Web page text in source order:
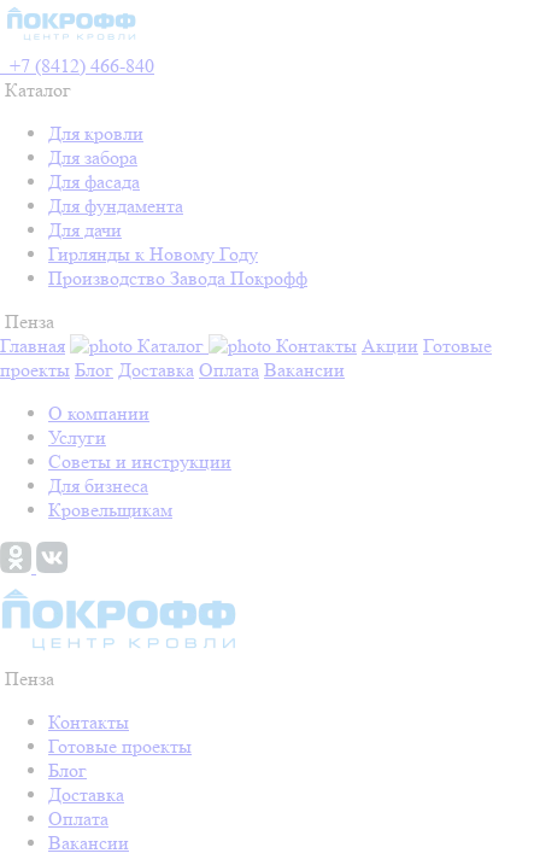
+7 (8412) 466-840
Каталог
Для кровли
Для забора
Для фасада
Для фундамента
Для дачи
Гирлянды к Новому Году
Производство Завода Покрофф
Пенза
Главная
Каталог Контакты Акции Готовые
проекты Блог Доставка Оплата Вакансии
О компании
Услуги
Советы и инструкции
Для бизнеса
Кровельщикам
Пенза
Контакты
Готовые проекты
Блог
Доставка
Оплата
Вакансии